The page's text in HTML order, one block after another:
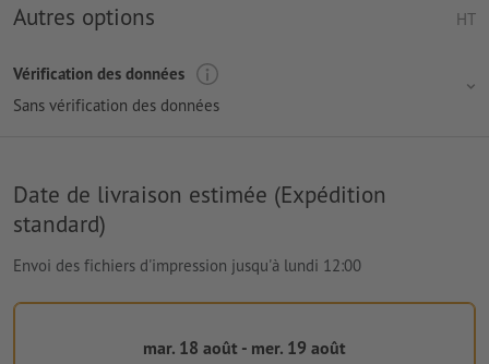
Autres options HT
Vérification des données
Sans vérification des données
Date de livraison estimée (Expédition
standard)
Envoi des fichiers d'impression jusqu'à lundi 12:00
mar. 18 août - mer. 19 août